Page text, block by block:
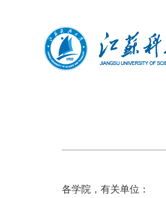
各学院，有关单位：